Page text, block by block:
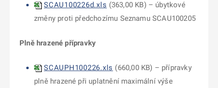
SCAU100226d.xls (363,00 KB) – úbytkové
změny proti předchozímu Seznamu SCAU100205
Plně hrazené přípravky
SCAUPH100226.xls (660,00 KB) – přípravky
plně hrazené při uplatnění maximální výše